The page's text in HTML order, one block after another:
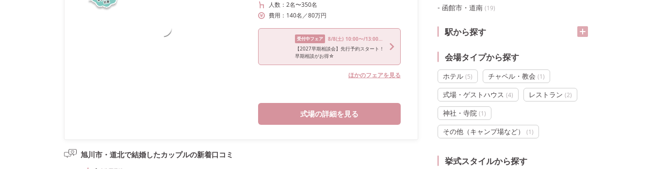
函館市・道南 (19)
駅から探す
会場タイプから探す
ホテル (5) チャペル・教会 (1)
式場・ゲストハウス (4) レストラン (2)
神社・寺院 (1)
その他（キャンプ場など） (1)
挙式スタイルから探す
人数： 2名〜350名
費用： 140名 ／80万円
受付中フェア 8/8(土) 10:00〜/13:00〜/16:00〜
【2027早期相談会】先行予約スタート！
早期相談がお得☆
ほかのフェアを見る
式場の詳細を見る
旭川市・道北で結婚したカップルの新着口コミ